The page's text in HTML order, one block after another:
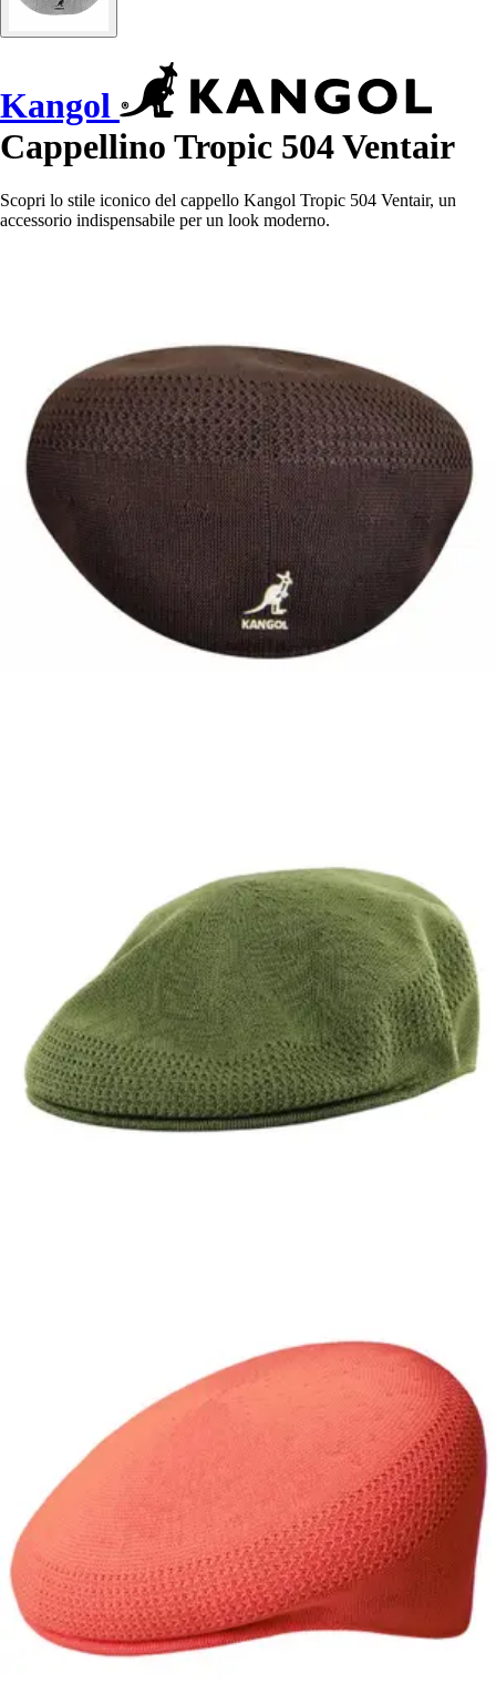
Kangol
Cappellino Tropic 504 Ventair
Scopri lo stile iconico del cappello Kangol Tropic 504 Ventair, un
accessorio indispensabile per un look moderno.